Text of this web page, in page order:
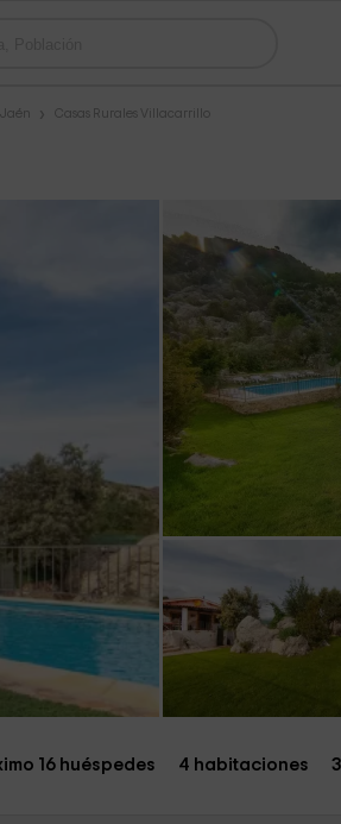
Casas Rurales Villacarrillo
16 huéspedes 4 habitaciones